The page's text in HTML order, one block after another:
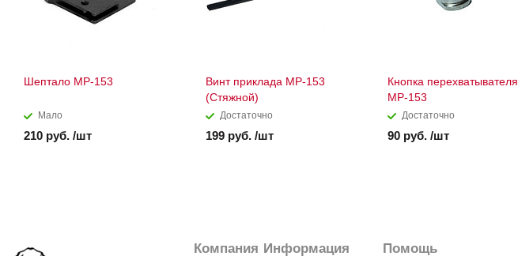
Шептало МР-153
Мало
210 руб. /шт
Винт приклада МР-153
(Стяжной)
Достаточно
199 руб. /шт
Кнопка перехватывателя
МР-153
Достаточно
90 руб. /шт
Компания Информация Помощь